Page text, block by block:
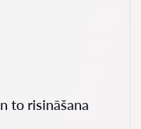
to risināšana